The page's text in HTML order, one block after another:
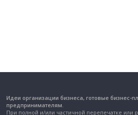
Идеи организации бизнеса, готовые бизнес-
предпринимателям.
При полной и/или частичной перепечатке или